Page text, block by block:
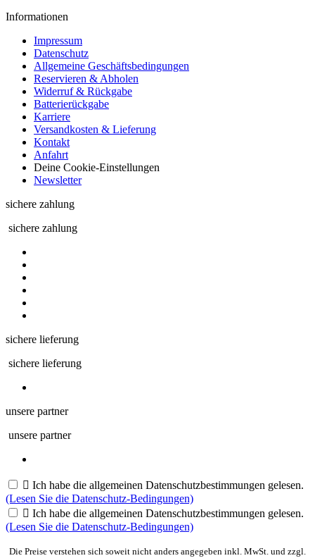
Informationen
Impressum
Datenschutz
Allgemeine Geschäftsbedingungen
Reservieren & Abholen
Widerruf & Rückgabe
Batterierückgabe
Karriere
Versandkosten & Lieferung
Kontakt
Anfahrt
Deine Cookie-Einstellungen
Newsletter
sichere zahlung
sichere zahlung
sichere lieferung
sichere lieferung
unsere partner
unsere partner
 Ich habe die allgemeinen Datenschutzbestimmungen gelesen.
(Lesen Sie die Datenschutz-Bedingungen)
 Ich habe die allgemeinen Datenschutzbestimmungen gelesen.
(Lesen Sie die Datenschutz-Bedingungen)
Die Preise verstehen sich soweit nicht anders angegeben inkl. MwSt. und zzgl.